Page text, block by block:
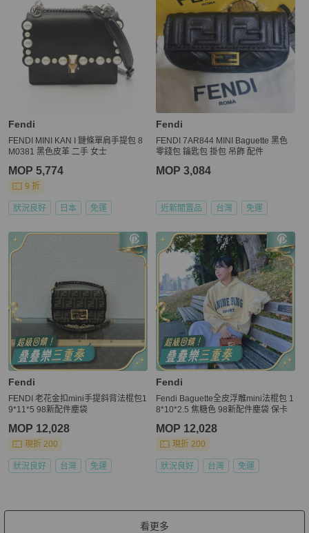
Fendi
FENDI MINI KAN I 鏈條單肩手提包 8
M0381 黑色皮革 二手 女士
MOP 5,774
9 折
狀況良好 日本 免運
Fendi
FENDI 7AR844 MINI Baguette 黑色
零錢包 鑰匙包 掛包 吊飾 配件
MOP 3,084
近新閒置品 台灣 免運
Fendi
FENDI 老花金扣mini手提斜背法棍包1
9*11*5 98新配件塵袋
MOP 12,028
現折 200
狀況良好 台灣 免運
Fendi
Fendi Baguette全皮浮雕mini法棍包 1
8*10*2.5 焦糖色 98新配件塵袋 保卡
MOP 12,028
現折 200
狀況良好 台灣 免運
看更多